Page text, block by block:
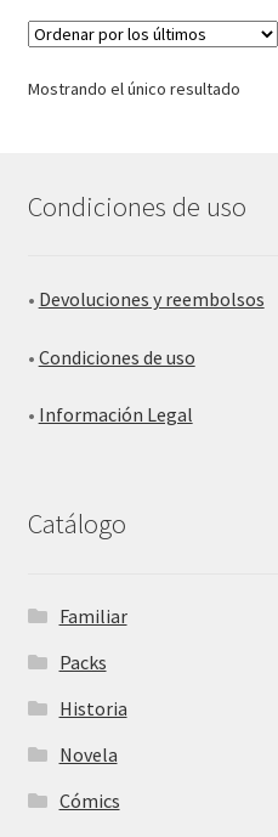
Mostrando el único resultado
Condiciones de uso
• Devoluciones y reembolsos
• Condiciones de uso
• Información Legal
Catálogo
Familiar
Packs
Historia
Novela
Cómics